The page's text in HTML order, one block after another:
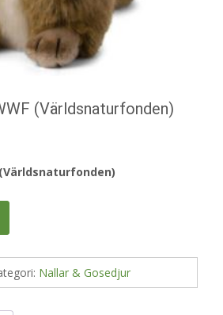
(Världsnaturfonden)
Nallar & Gosedjur